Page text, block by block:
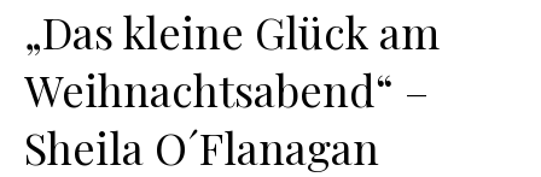
„Das kleine Glück am
Weihnachtsabend“ –
Sheila O´Flanagan